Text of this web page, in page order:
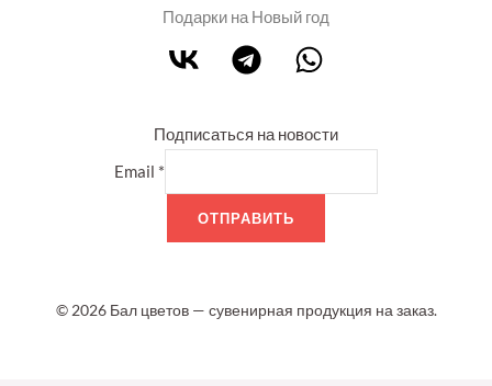
Подарки на Новый год
Подписаться на новости
Email *
ОТПРАВИТЬ
© 2026 Бал цветов — сувенирная продукция на заказ.